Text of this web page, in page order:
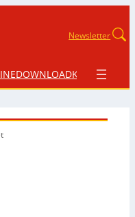
Newsletter
DOWNLOADKONTAKT